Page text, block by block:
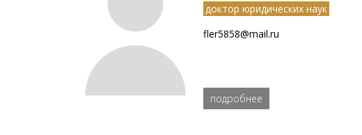
доктор юридических наук
fler5858@mail.ru
подробнее